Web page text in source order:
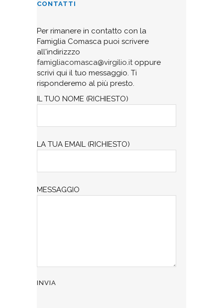
CONTATTI
Per rimanere in contatto con la
Famiglia Comasca puoi scrivere
all'indirizzzo
famigliacomasca@virgilio.itoppure
scrivi qui il tuo messaggio. Ti
risponderemo al più presto.
IL TUO NOME (RICHIESTO)
LA TUA EMAIL (RICHIESTO)
MESSAGGIO